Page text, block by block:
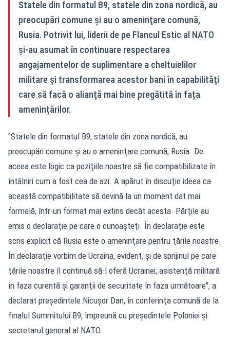
Statele din formatul B9, statele din zona nordică, au
preocupări comune şi au o ameninţare comună,
Rusia. Potrivit lui, liderii de pe Flancul Estic al NATO
și-au asumat în continuare respectarea
angajamentelor de suplimentare a cheltuielilor
militare și transformarea acestor bani în capabilităţi
care să facă o alianţă mai bine pregătită în fața
amenințărilor.
"Statele din formatul B9, statele din zona nordică, au
preocupări comune şi au o ameninţare comună, Rusia. De
aceea este logic ca poziţiile noastre să fie compatibilizate în
întâlniri cum a fost cea de azi. A apărut în discuţie ideea ca
această compatibilitate să devină la un moment dat mai
formală, într-un format mai extins decât acesta. Părţile au
emis o declaraţie pe care o cunoaşteţi. În declaraţie este
scris explicit că Rusia este o ameninţare pentru ţările noastre.
În declaraţie vorbim de Ucraina, evident, şi de sprijinul pe care
ţările noastre îl continuă să-l oferă Ucrainei, asistenţă militară
în faza curentă şi garanţii de securitate în faza următoare", a
declarat preşedintele Nicuşor Dan, în conferinţa comună de la
finalul Summitului B9, împreună cu preşedintele Poloniei şi
secretarul general al NATO.